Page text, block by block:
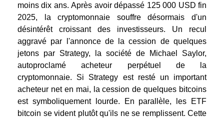
moins dix ans.Après avoir dépassé 125 000 USD fin
2025, la cryptomonnaie souffre désormais d'un
désintérêt croissant des investisseurs. Un recul
aggravé par l'annonce de la cession de quelques
jetons par Strategy, la société de Michael Saylor,
autoproclamé acheteur perpétuel de la
cryptomonnaie. Si Strategy est resté un important
acheteur net en mai, la cession de quelques bitcoins
est symboliquement lourde. En parallèle, les ETF
bitcoin se vident plutôt qu'ils ne se remplissent. Cette